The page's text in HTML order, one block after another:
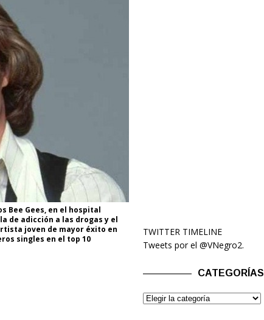
Bee Gees, en el hospital
de adicción a las drogas y el
joven de mayor éxito en
singles en el top 10
TWITTER TIMELINE
Tweets por el @VNegro2.
CATEGORÍAS